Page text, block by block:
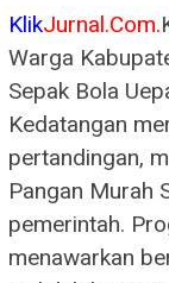
KlikJurnal.Com.
Warga
Sepak Bola
Kedatangan
pertandingan,
Pangan Murah
pemerintah.
menawarkan